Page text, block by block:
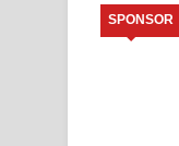
SPONSOR